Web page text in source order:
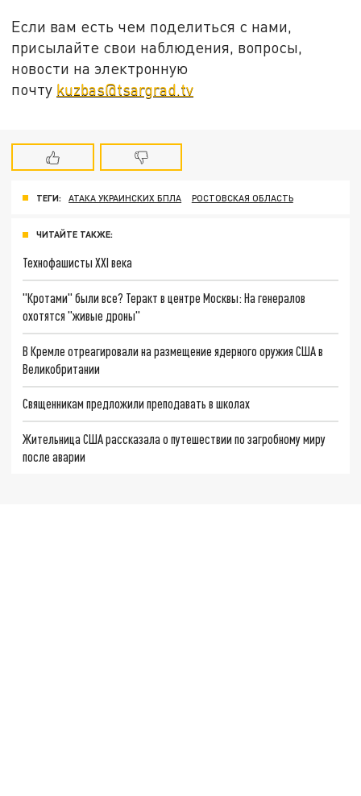
Если вам есть чем поделиться с нами,
присылайте свои наблюдения, вопросы,
новости на электронную
почту kuzbas@tsargrad.tv
ТЕГИ: АТАКА УКРАИНСКИХ БПЛА РОСТОВСКАЯ ОБЛАСТЬ
ЧИТАЙТЕ ТАКЖЕ:
Технофашисты XXI века
"Кротами" были все? Теракт в центре Москвы: На генералов
охотятся "живые дроны"
В Кремле отреагировали на размещение ядерного оружия США в
Великобритании
Священникам предложили преподавать в школах
Жительница США рассказала о путешествии по загробному миру
после аварии